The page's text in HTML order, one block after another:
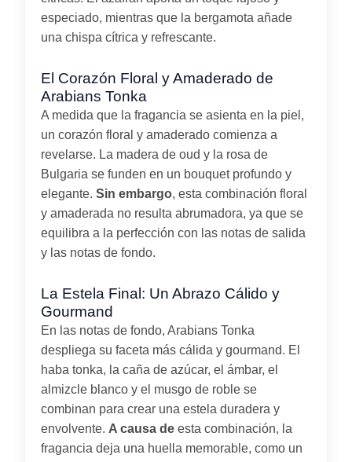
especiado, mientras que la bergamota añade
una chispa cítrica y refrescante.
El Corazón Floral y Amaderado de
Arabians Tonka
A medida que la fragancia se asienta en la piel,
un corazón floral y amaderado comienza a
revelarse. La madera de oud y la rosa de
Bulgaria se funden en un bouquet profundo y
elegante. Sin embargo, esta combinación floral
y amaderada no resulta abrumadora, ya que se
equilibra a la perfección con las notas de salida
y las notas de fondo.
La Estela Final: Un Abrazo Cálido y
Gourmand
En las notas de fondo, Arabians Tonka
despliega su faceta más cálida y gourmand. El
haba tonka, la caña de azúcar, el ámbar, el
almizcle blanco y el musgo de roble se
combinan para crear una estela duradera y
envolvente. A causa de esta combinación, la
fragancia deja una huella memorable, como un